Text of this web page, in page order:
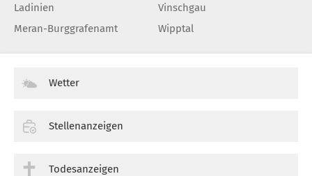
Ladinien
Meran-Burggrafenamt
Vinschgau
Wipptal
Wetter
Stellenanzeigen
Todesanzeigen